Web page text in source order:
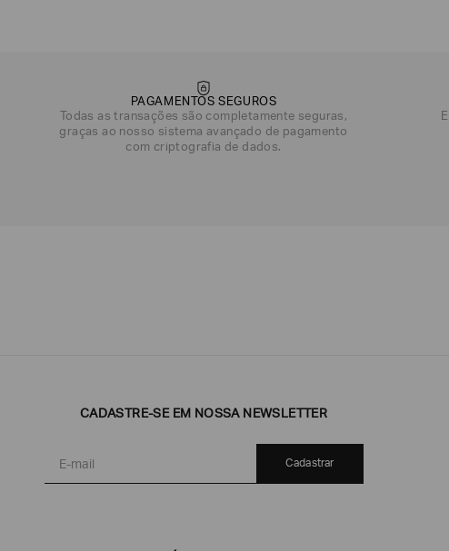
PAGAMENTOS SEGUROS
Todas as transações são completamente seguras,
graças ao nosso sistema avançado de pagamento
com criptografia de dados.
CADASTRE-SE EM NOSSA NEWSLETTER
Cadastrar
DATA DE NASCIMENTO*
Armani/Silos
Armani